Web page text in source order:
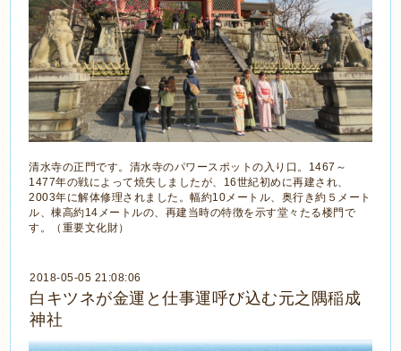
清水寺の正門です。清水寺のパワースポットの入り口。1467～
1477年の戦によって焼失しましたが、16世紀初めに再建され、
2003年に解体修理されました。幅約10メートル、奥行き約５メート
ル、棟高約14メートルの、再建当時の特徴を示す堂々たる楼門で
す。（重要文化財）
2018-05-05 21:08:06
白キツネが金運と仕事運呼び込む元之隅稲成
神社